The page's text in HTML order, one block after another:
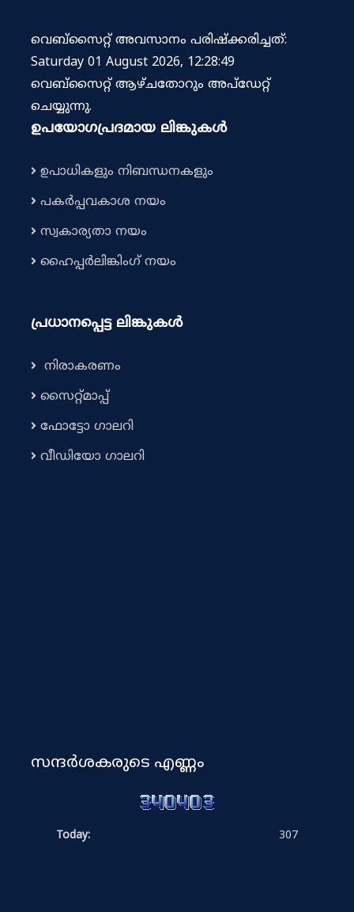
വെബ്സൈറ്റ് അവസാനം പരിഷ്ക്കരിച്ചത്:
Saturday 01 August 2026, 12:28:49
വെബ്‌സൈറ്റ് ആഴ്ചതോറും അപ്‌ഡേറ്റ്
ചെയ്യുന്നു.
ഉപയോഗപ്രദമായ ലിങ്കുകൾ
ഉപാധികളും നിബന്ധനകളും
പകർപ്പവകാശ നയം
സ്വകാര്യതാ നയം
ഹൈപ്പർലിങ്കിംഗ് നയം
പ്രധാനപ്പെട്ട ലിങ്കുകൾ
നിരാകരണം
സൈറ്റ്മാപ്പ്
ഫോട്ടോ ഗാലറി
വീഡിയോ ഗാലറി
സന്ദർശകരുടെ എണ്ണം
Today: 307